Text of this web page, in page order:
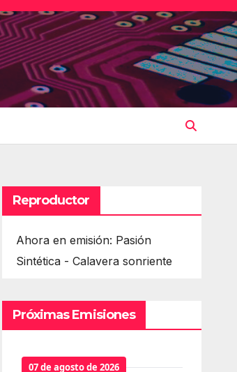
Reproductor
Ahora en emisión: Pasión
Sintética - Calavera sonriente
Próximas Emisiones